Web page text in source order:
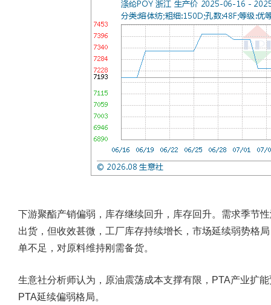
下游聚酯产销偏弱，库存继续回升，库存回升。需求季节
出货，但收效甚微，工厂库存持续增长，市场延续弱势格
单不足，对原料维持刚需备货。
生意社分析师认为，原油震荡成本支撑有限，PTA产业扩
PTA延续偏弱格局。